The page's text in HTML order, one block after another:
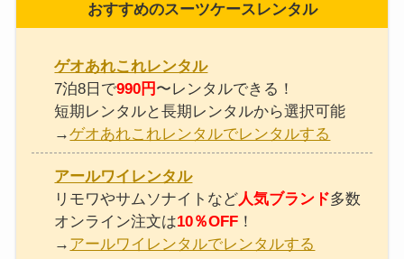
おすすめのスーツケースレンタル
ゲオあれこれレンタル
7泊8日で990円 〜レンタルできる！
短期レンタルと長期レンタルから選択可能
→ゲオあれこれレンタルでレンタルする
アールワイレンタル
リモワやサムソナイトなど人気ブランド多数
オンライン注文は10％OFF ！
→ アールワイレンタルでレンタルする